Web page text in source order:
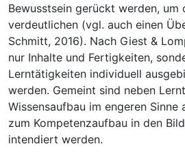
Bewusstsein gerückt werden, um
verdeutlichen (vgl. auch einen
Schmitt, 2016). Nach Giest &
nur Inhalte und Fertigkeiten,
Lerntätigkeiten individuell
werden. Gemeint sind neben
Wissensaufbau im engeren Sinne
zum Kompetenzaufbau in den
intendiert werden.